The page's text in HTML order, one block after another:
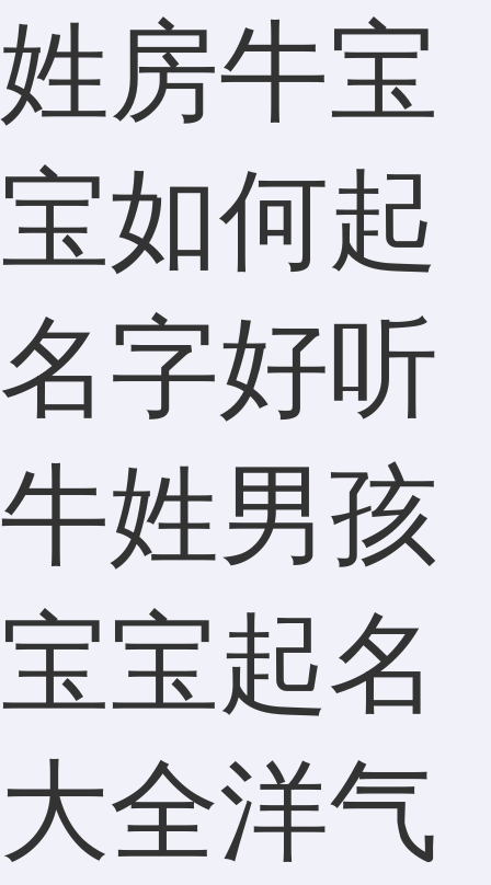
姓房牛宝
宝如何起
名字好听
牛姓男孩
宝宝起名
大全洋气